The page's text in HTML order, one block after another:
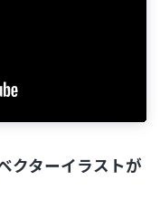
クターイラストが